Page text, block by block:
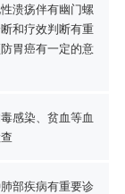
溃疡伴有幽门螺
和疗效判断有重
胃癌有一定的意
感染、贫血等血
部疾病有重要诊